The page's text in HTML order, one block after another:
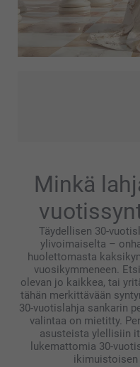
hienovaraisia kuvioita ja
ja modernin muotoilun
elegantti ja lämmin –
muistojen esittelyyn.
Minkä
Täydellisen 30-
ylivoimaiselta –
huolettomasta
vuosikymmeneen.
olevan jo kaikkea, tai
tähän merkittävään
30-vuotislahja sankarin
valintaa on mietitty.
asusteista ylellisiin
lukemattomia 30-